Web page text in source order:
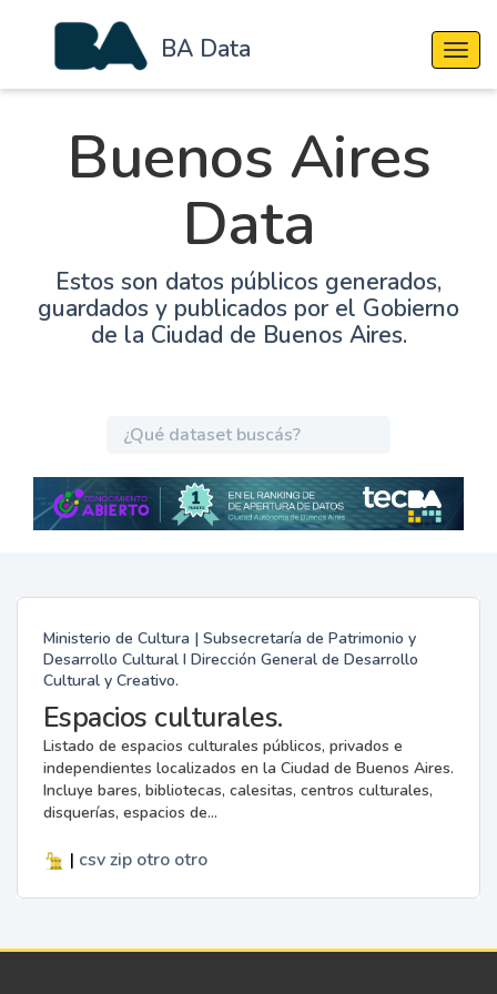
BA Data
Buenos Aires
Data
Estos son datos públicos generados,
guardados y publicados por el Gobierno
de la Ciudad de Buenos Aires.
Ministerio de Cultura | Subsecretaría de Patrimonio y
Desarrollo Cultural I Dirección General de Desarrollo
Cultural y Creativo.
Espacios culturales.
Listado de espacios culturales públicos, privados e
independientes localizados en la Ciudad de Buenos Aires.
Incluye bares, bibliotecas, calesitas, centros culturales,
disquerías, espacios de...
| csv zip otro otro